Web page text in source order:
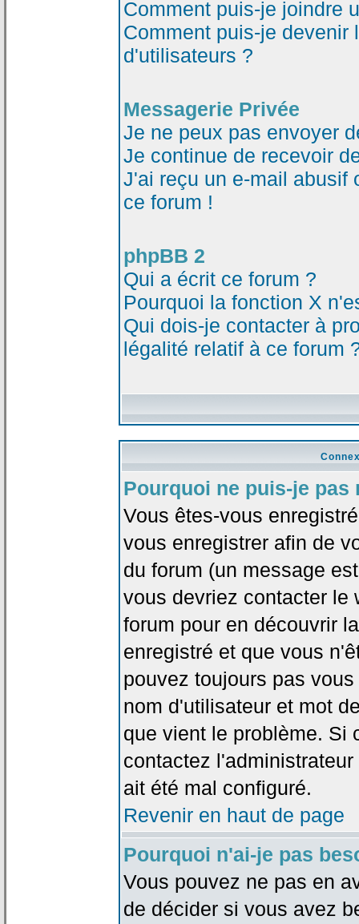
Comment puis-je joindre
Comment puis-je devenir
d'utilisateurs ?
Messagerie Privée
Je ne peux pas envoyer
Je continue de recevoir
J'ai reçu un e-mail abusif
ce forum !
phpBB 2
Qui a écrit ce forum ?
Pourquoi la fonction X
Qui dois-je contacter à
légalité relatif à ce forum
Pourquoi ne puis-je pas
Vous êtes-vous
vous enregistrer afin de
du forum (un message
vous devriez contacter le
forum pour en découvrir
enregistré et que vous
pouvez toujours pas
nom d'utilisateur et mot
que vient le problème. Si
contactez
ait été mal configuré.
Revenir en haut de page
Pourquoi n'ai-je pas
Vous pouvez ne pas en
de décider si vous avez